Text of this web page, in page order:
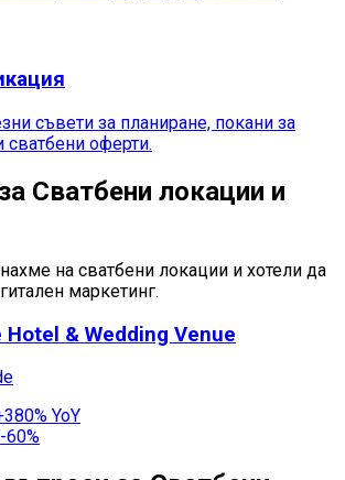
съвети за планиране, покани за
сватбени оферти.
Сватбени локации и
на сватбени локации и хотели да
маркетинг.
Hotel & Wedding Venue
YoY
-60%